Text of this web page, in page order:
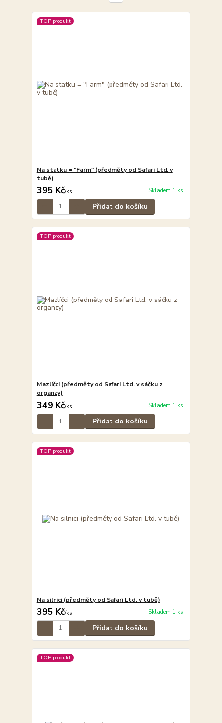
TOP produkt
Na statku = "Farm" (předměty od Safari Ltd. v
tubě)
395 Kč/ks Skladem 1 ks
Přidat do košíku
TOP produkt
Mazlíčci (předměty od Safari Ltd. v sáčku z
organzy)
349 Kč/ks Skladem 1 ks
Přidat do košíku
TOP produkt
Na silnici (předměty od Safari Ltd. v tubě)
395 Kč/ks Skladem 1 ks
Přidat do košíku
TOP produkt